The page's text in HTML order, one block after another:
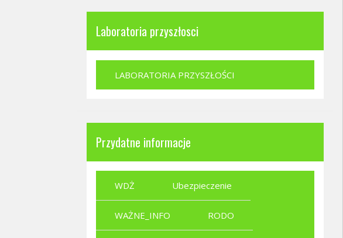
Laboratoria przyszłosci
LABORATORIA PRZYSZŁOŚCI
Przydatne informacje
WDŻ Ubezpieczenie
WAŻNE_INFO RODO